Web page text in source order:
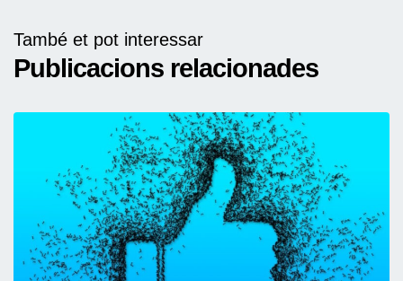
També et pot interessar
Publicacions relacionades